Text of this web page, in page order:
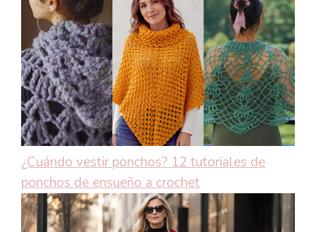
¿Cuándo vestir ponchos? 12 tutoriales de
ponchos de ensueño a crochet